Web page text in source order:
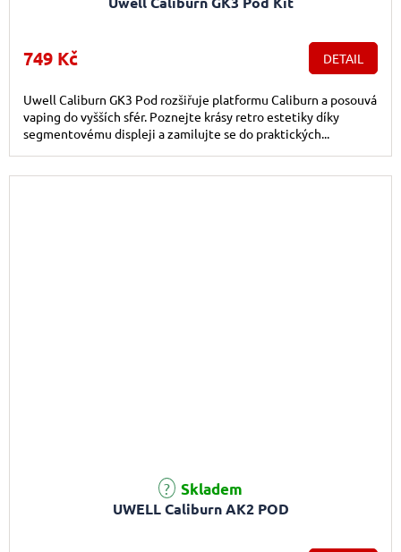
749 Kč DETAIL
Uwell Caliburn GK3 Pod rozšiřuje platformu Caliburn a posouvá
vaping do vyšších sfér. Poznejte krásy retro estetiky díky
segmentovému displeji a zamilujte se do praktických...
UWELL Caliburn AK2 POD
Průměrné hodnocení produktu je 5,0 z 5 hvězdiček.
Skladem